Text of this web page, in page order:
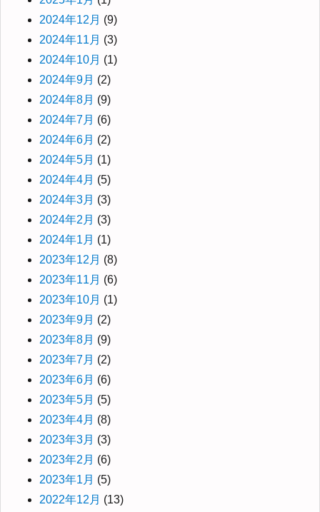
2024年12月 (9)
2024年11月 (3)
2024年10月 (1)
2024年9月 (2)
2024年8月 (9)
2024年7月 (6)
2024年6月 (2)
2024年5月 (1)
2024年4月 (5)
2024年3月 (3)
2024年2月 (3)
2024年1月 (1)
2023年12月 (8)
2023年11月 (6)
2023年10月 (1)
2023年9月 (2)
2023年8月 (9)
2023年7月 (2)
2023年6月 (6)
2023年5月 (5)
2023年4月 (8)
2023年3月 (3)
2023年2月 (6)
2023年1月 (5)
2022年12月 (13)